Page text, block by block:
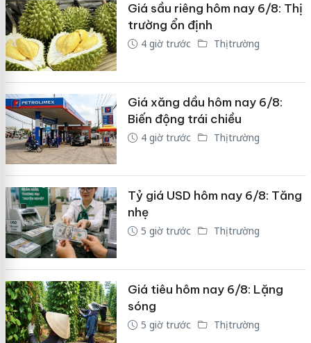
Giá sầu riêng hôm nay 6/8: Thị
trường ổn định
4 giờ trước Thị trường
Giá xăng dầu hôm nay 6/8:
Biến động trái chiều
4 giờ trước Thị trường
Tỷ giá USD hôm nay 6/8: Tăng
nhẹ
5 giờ trước Thị trường
Giá tiêu hôm nay 6/8: Lặng
sóng
5 giờ trước Thị trường